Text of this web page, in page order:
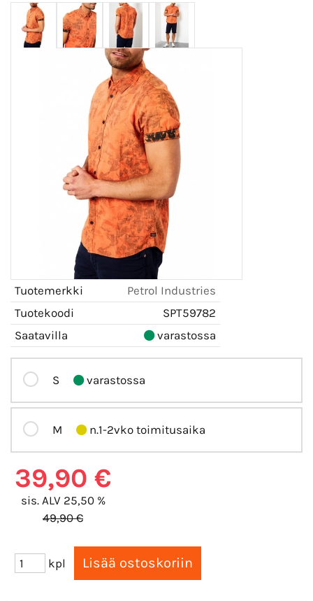
Tuotemerkki
Petrol Industries
Tuotekoodi
SPT59782
Saatavilla
varastossa
S varastossa
M n.1-2vko toimitusaika
39,90 €
sis. ALV 25,50 %
49,90 €
kpl